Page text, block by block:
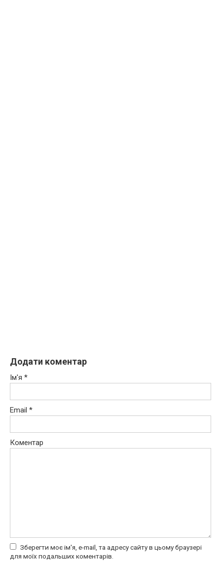
Додати коментар
Ім'я *
Email *
Коментар
Зберегти моє ім'я, e-mail, та адресу сайту в цьому браузері
для моїх подальших коментарів.